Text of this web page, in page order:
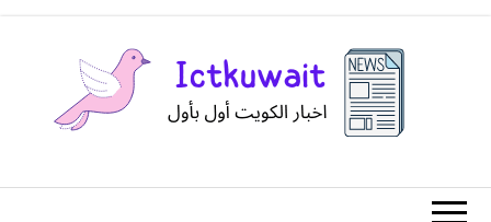
الكويت